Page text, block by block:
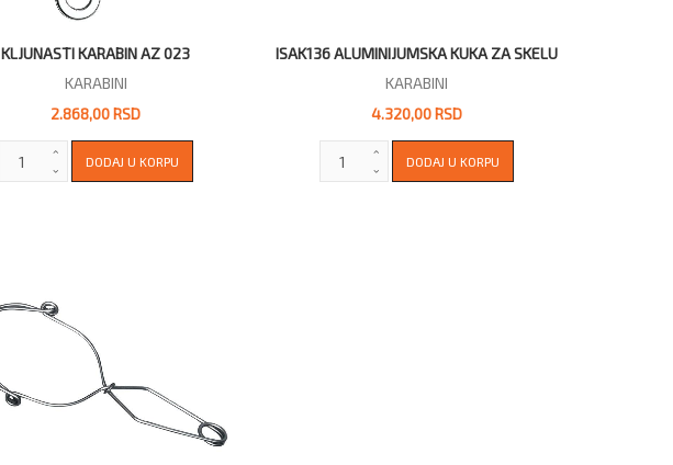
KLJUNASTI KARABIN AZ 023
KARABINI
2.868,00 RSD
ISAK136 ALUMINIJUMSKA KUKA ZA SKELU
KARABINI
4.320,00 RSD